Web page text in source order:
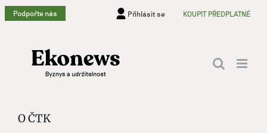
Přeskočit
na
Podpořte nás Přihlásit se KOUPIT PŘEDPLATNÉ
OČTK